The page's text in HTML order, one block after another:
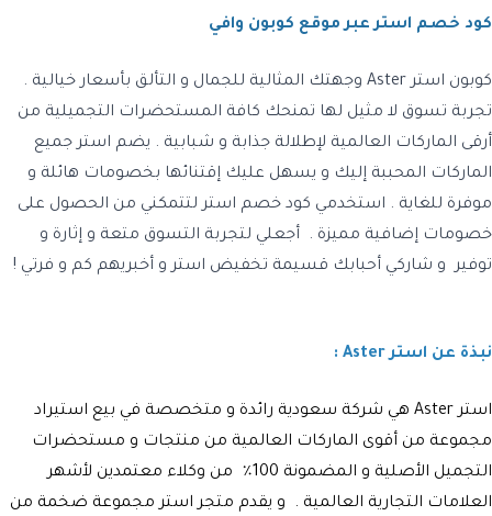
كود خصم استر عبر موقع كوبون وافي
كوبون استر Aster
وجهتك المثالية للجمال و التألق بأسعار خيالية .
تجربة تسوق لا مثيل لها تمنحك كافة المستحضرات التجميلية من
أرقى الماركات العالمية لإطلالة جذابة و شبابية . يضم استر جميع
الماركات المحببة إليك و يسهل عليك إقتنائها بخصومات هائلة و
موفرة للغاية . استخدمي كود خصم استرلتتمكني من الحصول على
خصومات إضافية مميزة . أجعلي لتجربة التسوق متعة و إثارة و
توفير و شاركي أحبابك قسيمة تخفيض استرو أخبريهم كم و فرتي !
نبذة عن استر Aster :
استر Aster
هي شركة سعودية رائدة و متخصصة في بيع استيراد
مجموعة من أقوى الماركات العالمية من منتجات و مستحضرات
التجميل الأصلية و المضمونة 100٪ من وكلاء معتمدين لأشهر
العلامات التجارية العالمية . و يقدم متجر استر مجموعة ضخمة من